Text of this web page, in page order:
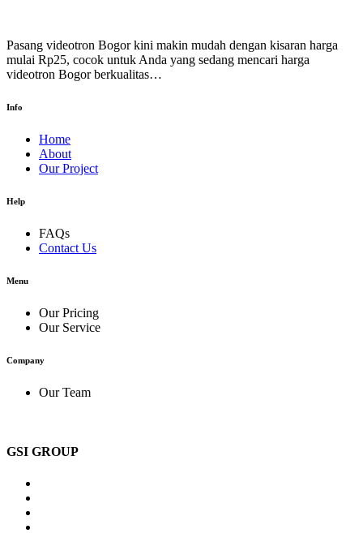
Pasang videotron Bogor kini makin mudah dengan kisaran harga
mulai Rp25, cocok untuk Anda yang sedang mencari harga
videotron Bogor berkualitas…
Info
Home
About
Our Project
Help
FAQs
Contact Us
Menu
Our Pricing
Our Service
Company
Our Team
GSI GROUP